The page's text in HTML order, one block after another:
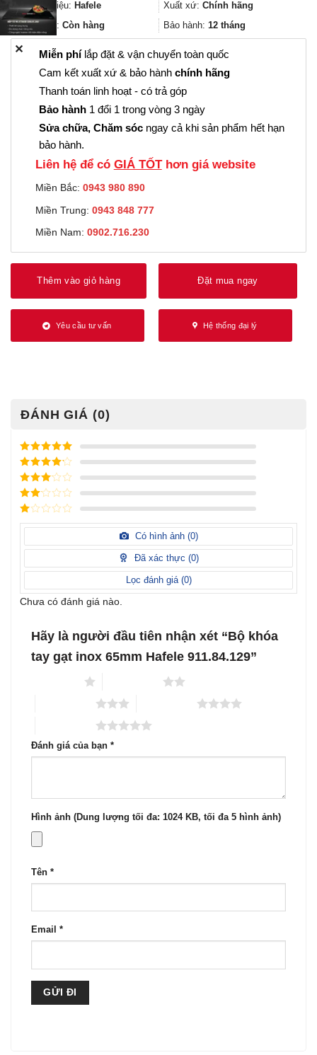
1.149.000₫.
là:
861.000₫.
Thương hiệu: Hafele Xuất xứ: Chính hãng
Trạng thái: Còn hàng Bảo hành: 12 tháng
Miễn phílắp đặt & vận chuyển toàn quốc
Cam kết xuất xứ & bảo hành chính hãng
Thanh toán linh hoạt - có trả góp
Bảo hành 1 đổi 1 trong vòng 3 ngày
Sửa chữa, Chăm sóc ngay cả khi sản phẩm hết hạn
bảo hành.
Liên hệ để có GIÁ TỐThơn giá website
Miền Bắc: 0943 980 890
Miền Trung: 0943 848 777
Miền Nam: 0902.716.230
Thêm vào giỏ hàng Đặt mua ngay
Yêu cầu tư vấn Hệ thống đại lý
ĐÁNH GIÁ (0)
Được xếp
hạng
5
5
sao
Được xếp
hạng
4
5
sao
Được
xếp
hạng3
5 sao
Được
hạng
sao
Được
hạng
sao
Có hình ảnh (0)
Đã xác thực (0)
Lọc đánh giá (0)
Chưa có đánh giá nào.
Hãy là người đầu tiên nhận xét “Bộ khóa
tay gạt inox 65mm Hafele 911.84.129”
Đánh giá của bạn *
Hình ảnh (Dung lượng tối đa: 1024 KB, tối đa 5 hình ảnh)
Tên *
Email *
✕